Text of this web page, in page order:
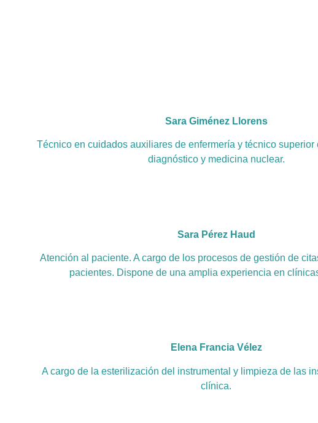
Sara Giménez Llorens
Técnico en cuidados auxiliares de enfermería y técnico superior
diagnóstico y medicina nuclear.
Sara Pérez Haud
Atención al paciente. A cargo de los procesos de gestión de
pacientes. Dispone de una amplia experiencia en
Elena Francia Vélez
A cargo de la esterilización del instrumental y limpieza de las
clínica.